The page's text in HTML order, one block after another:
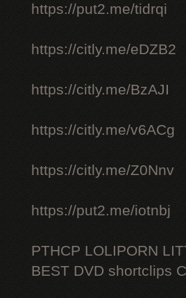
https://put2.me/tidrqi
https://citly.me/eDZB2
https://citly.me/BzAJI
https://citly.me/v6ACg
https://citly.me/Z0Nnv
https://put2.me/iotnbj
PTHCP LOLIPORN
BEST DVD shortclips